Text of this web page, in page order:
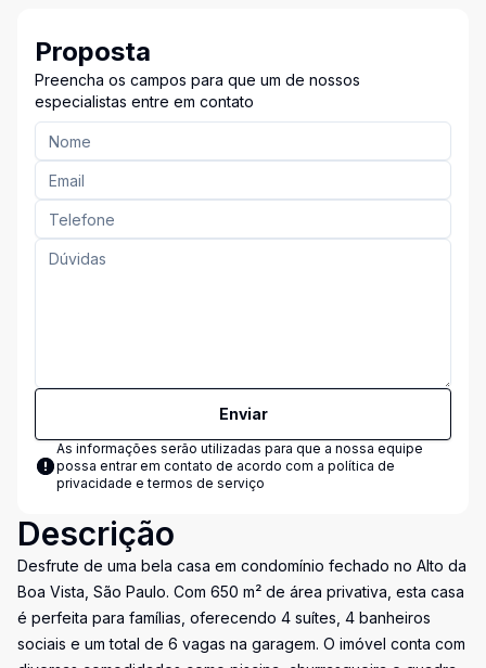
Proposta
Preencha os campos para que um de nossos
especialistas entre em contato
Enviar
As informações serão utilizadas para que a nossa equipe
possa entrar em contato de acordo com a política de
privacidade e termos de serviço
Descrição
Desfrute de uma bela casa em condomínio fechado no Alto da
Boa Vista, São Paulo. Com 650 m² de área privativa, esta casa
é perfeita para famílias, oferecendo 4 suítes, 4 banheiros
sociais e um total de 6 vagas na garagem. O imóvel conta com